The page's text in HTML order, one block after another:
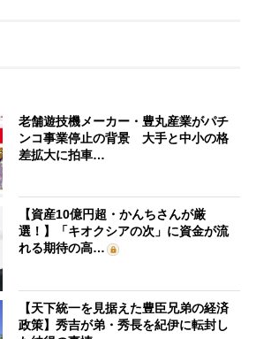
老舗遊技機メーカー・豊丸産業がパチ
ンコ事業停止の背景 大手と中小の格
差拡大に拍車…
【資産10億円超・かんちさんが厳
選！】「キオクシアの次」に資金が流
れる期待の高…
【天下統一を見据えた豊臣兄弟の経済
政策】秀吉が弟・秀長を紀伊に転封し